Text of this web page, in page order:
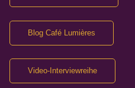
Blog Café Lumières
Video-Interviewreihe